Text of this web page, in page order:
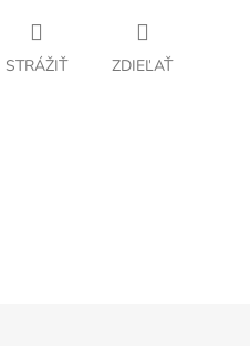
STRÁŽIŤ ZDIEĽAŤ